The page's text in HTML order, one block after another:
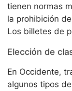
tienen normas
la prohibición
Los billetes de
Elección de
En Occidente,
algunos tipos